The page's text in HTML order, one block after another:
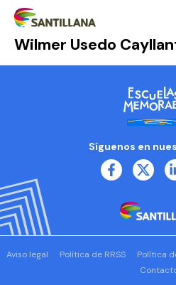
Wilmer Usedo
Síguenos en
Aviso legal Política de RRSS Política